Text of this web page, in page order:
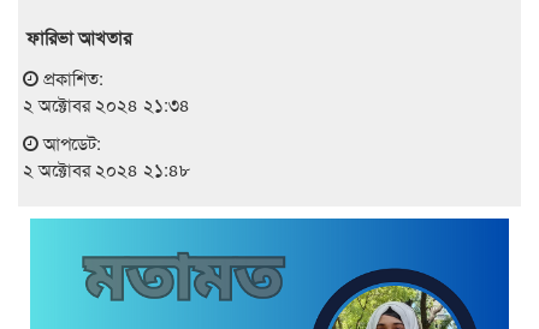
ফারিভা আখতার
প্রকাশিত:
২ অক্টোবর ২০২৪ ২১:৩৪
আপডেট:
২ অক্টোবর ২০২৪ ২১:৪৮